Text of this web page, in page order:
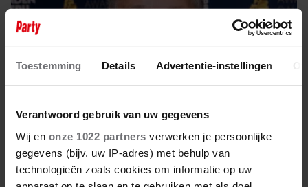
Toestemming Details Advertentie-instellingen
Verantwoord gebruik van uw gegevens
Wij en onze 1022 partners verwerken je persoonlijke
gegevens (bijv. uw IP-adres) met behulp van
technologieën zoals cookies om informatie op uw
25 april 2025